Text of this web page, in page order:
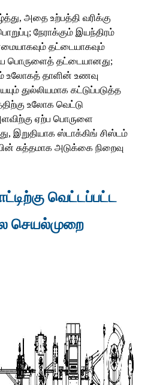
அதை உற்பத்தி வரிக்கு
நேராக்கும் இயந்திரம்
தட்டையாகவும்
பொருளைத் தட்டையானது;
உலோகத் தாளின் உணவு
துல்லியமாக கட்டுப்படுத்த
உலோக வெட்டு
ஏற்ப பொருளை
இறுதியாக ஸ்டாக்கிங் சிஸ்டம்
சுத்தமாக அடுக்கை நிறைவு
வெட்டப்பட்ட
செயல்முறை